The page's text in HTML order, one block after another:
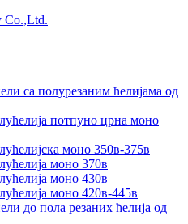
са полурезаним ћелијама од
потпуно црна моно
моно 350в-375в
моно 370в
моно 430в
моно 420в-445в
до пола резаних ћелија од